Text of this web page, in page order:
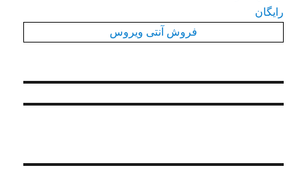
رایگان
فروش آنتی ویروس